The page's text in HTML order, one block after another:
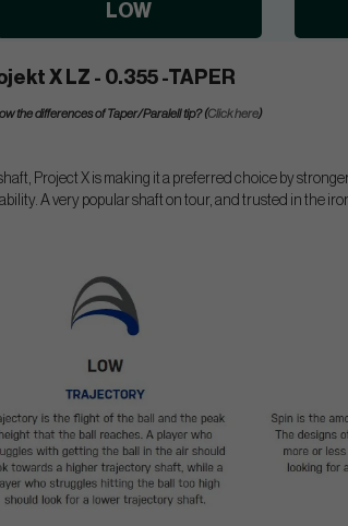
LOW
X LZ - 0.355 -TAPER
the differences of Taper/Paralell tip? (Click here)
Project X is making it a preferred choice by
A very popular shaft on tour, and trusted in the